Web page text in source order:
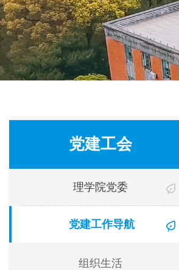
党建工会
理学院党委
党建工作导航
组织生活